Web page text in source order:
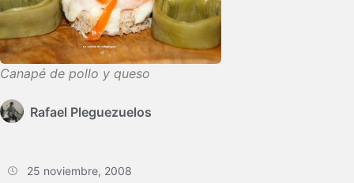
Canapé de pollo y queso
Rafael Pleguezuelos
25 noviembre, 2008